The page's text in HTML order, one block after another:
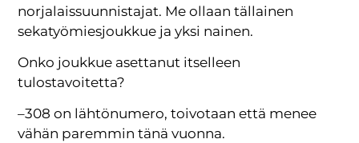
norjalaissuunnistajat. Me ollaan tällainen
sekatyömiesjoukkue ja yksi nainen.
Onko joukkue asettanut itselleen
tulostavoitetta?
–308 on lähtönumero, toivotaan että menee
vähän paremmin tänä vuonna.